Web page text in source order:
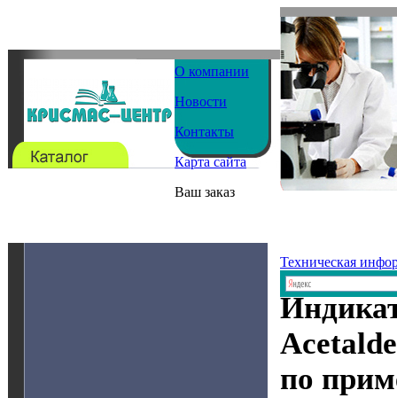
О компании
Новости
Контакты
Карта сайта
Ваш заказ
Техническая
по